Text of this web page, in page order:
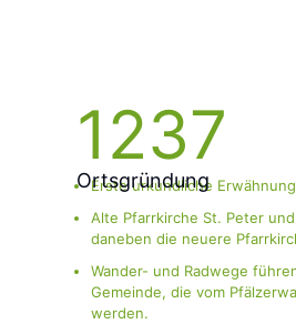
1237
Ortsgründung
Erste urkundliche
Alte Pfarrkirche St. Peter
daneben die neuere
Wander- und Radwege
Gemeinde, die vom
werden.